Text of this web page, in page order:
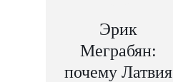
Эрик
Меграбян:
почему Латвия